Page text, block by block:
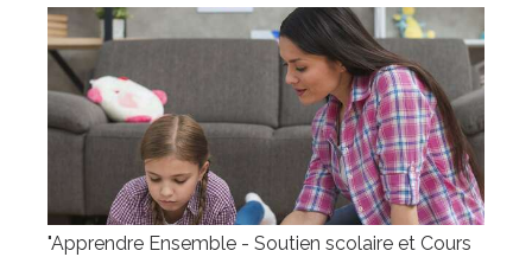
"Apprendre Ensemble - Soutien scolaire et Cours